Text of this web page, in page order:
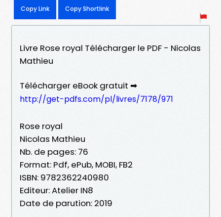
Copy Link Copy Shortlink
Livre Rose royal Télécharger le PDF - Nicolas
Mathieu
Télécharger eBook gratuit ➡
http://get-pdfs.com/pl/livres/7178/971
Rose royal
Nicolas Mathieu
Nb. de pages: 76
Format: Pdf, ePub, MOBI, FB2
ISBN: 9782362240980
Editeur: Atelier IN8
Date de parution: 2019